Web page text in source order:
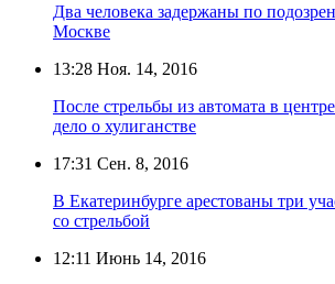
Два человека задержаны по
Москве
13:28 Ноя. 14, 2016
После стрельбы из автомата в
дело о хулиганстве
17:31 Сен. 8, 2016
В Екатеринбурге арестованы три
со стрельбой
12:11 Июнь 14, 2016